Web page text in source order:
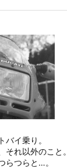
バイ乗り。
それ以外のこと。
らつらと…。